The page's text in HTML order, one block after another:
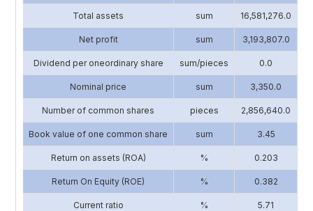
Total assets sum 16,581,276.0
Net profit sum 3,193,807.0
Dividend per oneordinary share sum/pieces 0.0
Nominal price sum 3,350.0
Number of common shares pieces 2,856,640.0
Book value of one common share sum 3.45
Return on assets (ROA) % 0.203
Return On Equity (ROE) % 0.382
Current ratio % 5.71